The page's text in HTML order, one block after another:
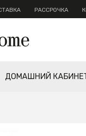
РАССРОЧКА
ДОМАШНИЙ